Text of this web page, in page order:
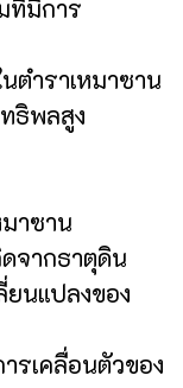
ที่มีการ
ตำราเหมาซาน
ธิพลสูง
าซาน
จากธาตุดิน
ยนแปลงของ
รเคลื่อนตัวของ